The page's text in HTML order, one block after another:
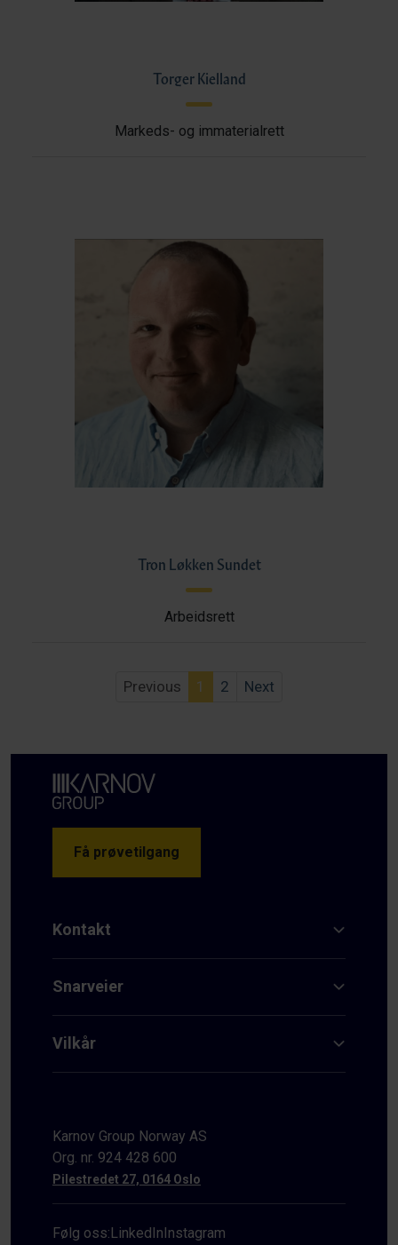
Torger Kielland
Markeds- og immaterialrett
Tron Løkken Sundet
Arbeidsrett
Previous 1 2 Next
Få prøvetilgang
Kontakt
Snarveier
Vilkår
Karnov Group Norway AS
Org. nr. 924 428 600
Pilestredet 27, 0164 Oslo
Følg oss:LinkedInInstagram